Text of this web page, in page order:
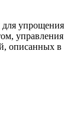
для упрощения
управления
описанных в